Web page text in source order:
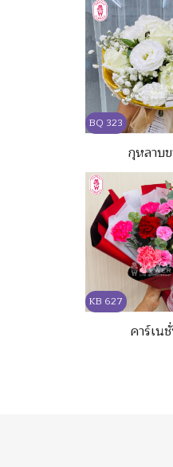
BQ 323
กุหลาบ
KB 627
คาร์เน